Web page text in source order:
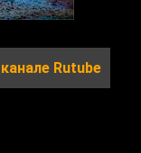
канале Rutube